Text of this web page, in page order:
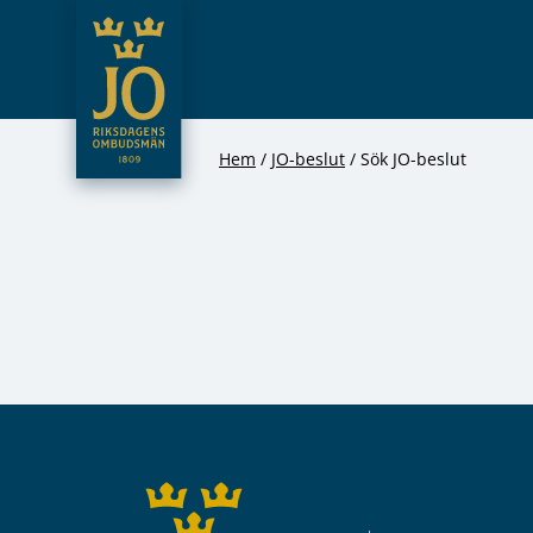
Hoppa till innehåll
JO – Riksdagens Ombudsmän
Hem JO-beslut Sök JO-beslut